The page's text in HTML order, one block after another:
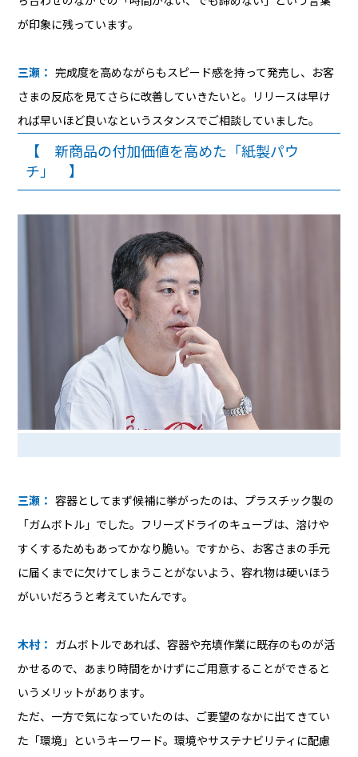
が印象に残っています。
三瀬：
完成度を高めながらもスピード感を持って発売し、お客
さまの反応を見てさらに改善していきたいと。リリースは早け
れば早いほど良いなというスタンスでご相談していました。
【 新商品の付加価値を高めた「紙製パウ
チ」 】
三瀬：
容器としてまず候補に挙がったのは、プラスチック製の
「ガムボトル」でした。フリーズドライのキューブは、溶けや
すくするためもあってかなり脆い。ですから、お客さまの手元
に届くまでに欠けてしまうことがないよう、容れ物は硬いほう
がいいだろうと考えていたんです。
木村：
ガムボトルであれば、容器や充填作業に既存のものが活
かせるので、あまり時間をかけずにご用意することができると
いうメリットがあります。
ただ、一方で気になっていたのは、ご要望のなかに出てきてい
た「環境」というキーワード。環境やサステナビリティに配慮